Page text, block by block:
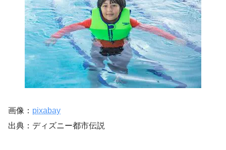
画像： pixabay
出典：ディズニー都市伝説